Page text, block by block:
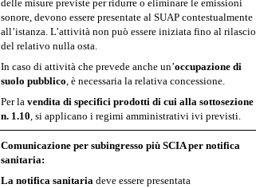
delle misure previste per ridurre o eliminare le emissioni
sonore, devono essere presentate al SUAP contestualmente
all’istanza. L’attività non può essere iniziata fino al rilascio
del relativo nulla osta.
In caso di attività che prevede anche un’occupazione di
suolo pubblico, è necessaria la relativa concessione.
Per lavendita di specifici prodotti di cui alla sottosezione
n. 1.10, si applicano i regimi amministrativi ivi previsti.
Comunicazione per subingresso più SCIA per notifica
sanitaria:
La notifica sanitariadeve essere presentata